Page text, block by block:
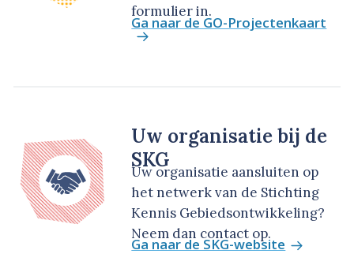
formulier in.
Ga naar de GO-Projectenkaart
Uw organisatie bij de
SKG
Uw organisatie aansluiten op
het netwerk van de Stichting
Kennis Gebiedsontwikkeling?
Neem dan contact op.
Ga naar de SKG-website